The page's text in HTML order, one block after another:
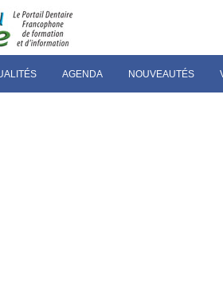
AGENDA NOUVEAUTÉS